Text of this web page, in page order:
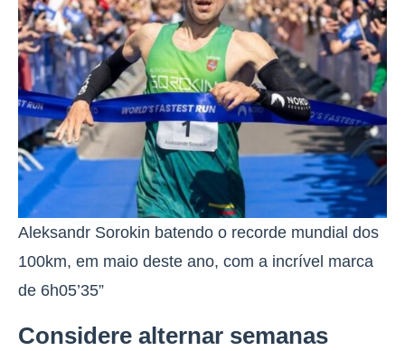
Aleksandr Sorokin batendo o recorde mundial dos
100km, em maio deste ano, com a incrível marca
de 6h05’35”
Considere alternar semanas